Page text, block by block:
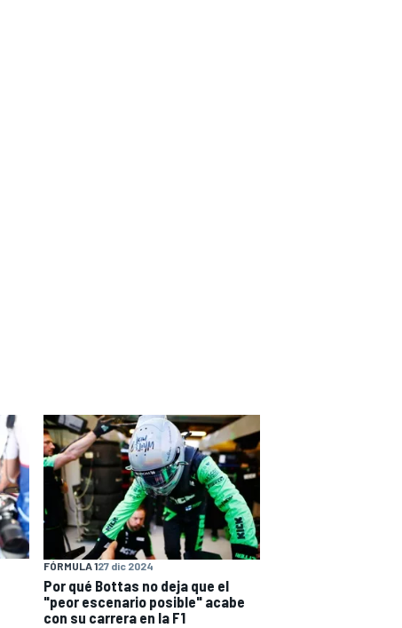
FÓRMULA 127 dic 2024
Por qué Bottas no deja que el
"peor escenario posible" acabe
con su carrera en la F1